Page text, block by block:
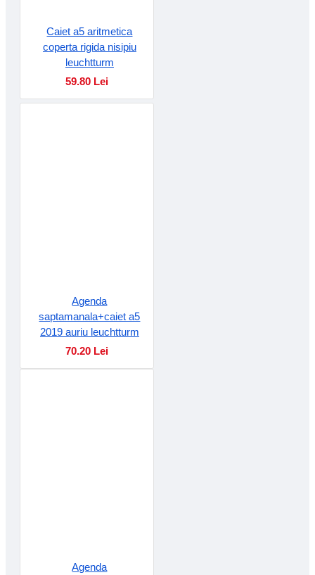
Caiet a5 aritmetica
coperta rigida nisipiu
leuchtturm
59.80 Lei
Agenda
saptamanala+caiet a5
2019 auriu leuchtturm
70.20 Lei
Agenda